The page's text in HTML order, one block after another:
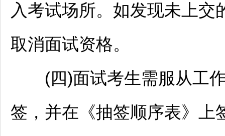
入考试场所。如发现未上
取消面试资格。
(四)面试考生需服从工作
签，并在《抽签顺序表》上